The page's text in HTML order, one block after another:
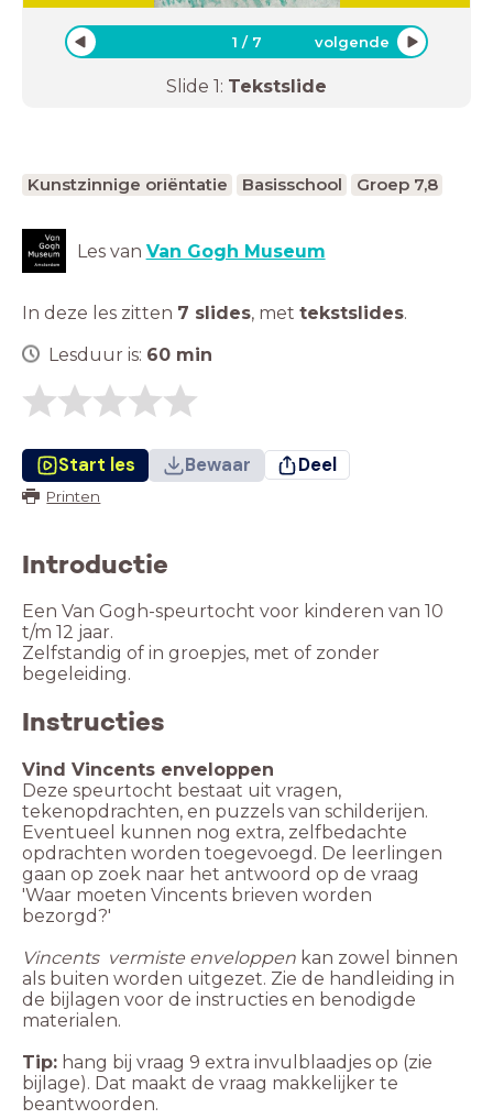
1 / 7 volgende
Slide 1: Tekstslide
Kunstzinnige oriëntatie Basisschool Groep 7,8
Les van Van Gogh Museum
In deze les zitten 7 slides, met tekstslides.
Lesduur is: 60 min
Start les Bewaar Deel
Printen
Introductie
Een Van Gogh-speurtocht voor kinderen van 10
t/m 12 jaar.
Zelfstandig of in groepjes, met of zonder
begeleiding.
Instructies
Deze speurtocht bestaat uit vragen,
tekenopdrachten, en puzzels van schilderijen.
Eventueel kunnen nog extra, zelfbedachte
opdrachten worden toegevoegd. De leerlingen
gaan op zoek naar het antwoord op de vraag
'Waar moeten Vincents brieven worden
bezorgd?'
Vincents vermiste enveloppen kan zowel binnen
als buiten worden uitgezet. Zie de handleiding in
de bijlagen voor de instructies en benodigde
Tip: hang bij vraag 9 extra invulblaadjes op (zie
bijlage). Dat maakt de vraag makkelijker te